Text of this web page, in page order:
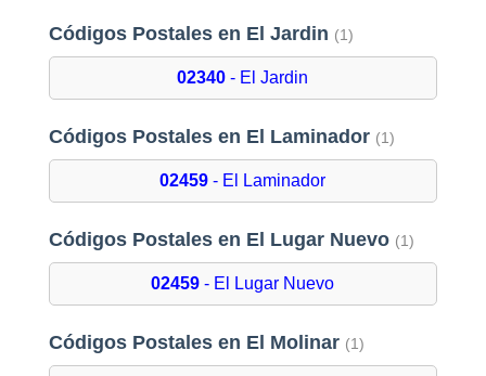
Códigos Postales en El Jardin (1)
02340 - El Jardin
Códigos Postales en El Laminador (1)
02459 - El Laminador
Códigos Postales en El Lugar Nuevo (1)
02459 - El Lugar Nuevo
Códigos Postales en El Molinar (1)